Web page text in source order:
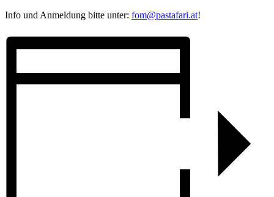
Info und Anmeldung bitte unter: fom@pastafari.at!